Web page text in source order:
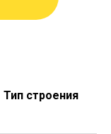
Тип строения